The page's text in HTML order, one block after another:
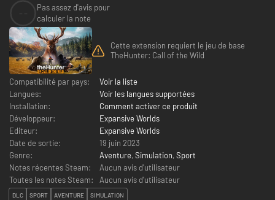
Pas assez d'avis pour
calculer la note
Cette extension requiert le jeu de base
TheHunter: Call of the Wild
Compatibilité par pays:
Voir la liste
Langues:
Voir les langues supportées
Installation:
Comment activer ce produit
Développeur:
Expansive Worlds
Editeur:
Expansive Worlds
Date de sortie:
19 juin 2023
Genre:
Aventure, Simulation, Sport
Notes récentes Steam:
Aucun avis d'utilisateur
Toutes les notes Steam:
Aucun avis d'utilisateur
DLC SPORT AVENTURE SIMULATION